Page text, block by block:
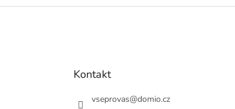
Kontakt
vseprovas@domio.cz